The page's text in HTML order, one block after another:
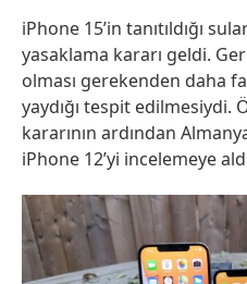
iPhone 15’in tanıtıldığı
yasaklama kararı geldi.
olması gerekenden daha
yaydığı tespit edilmesiydi.
kararının ardından
iPhone 12’yi incelemeye